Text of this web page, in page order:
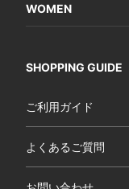
WOMEN
SHOPPING GUIDE
ご利用ガイド
よくあるご質問